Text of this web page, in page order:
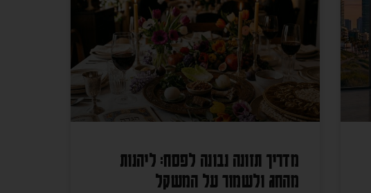
מדריך תזונה נבונה לפסח: ליהנות
מהחג ולשמור על המשקל